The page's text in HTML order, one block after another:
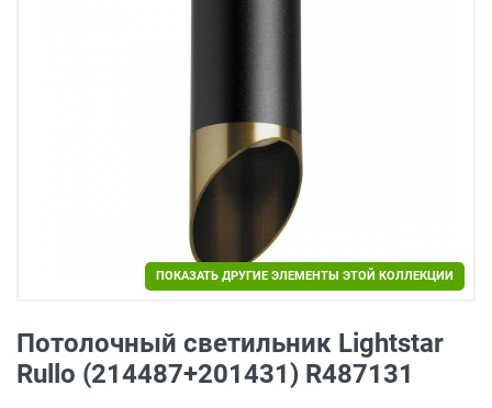
ПОКАЗАТЬ ДРУГИЕ ЭЛЕМЕНТЫ ЭТОЙ КОЛЛЕКЦИИ
Потолочный светильник Lightstar
Rullo (214487+201431) R487131